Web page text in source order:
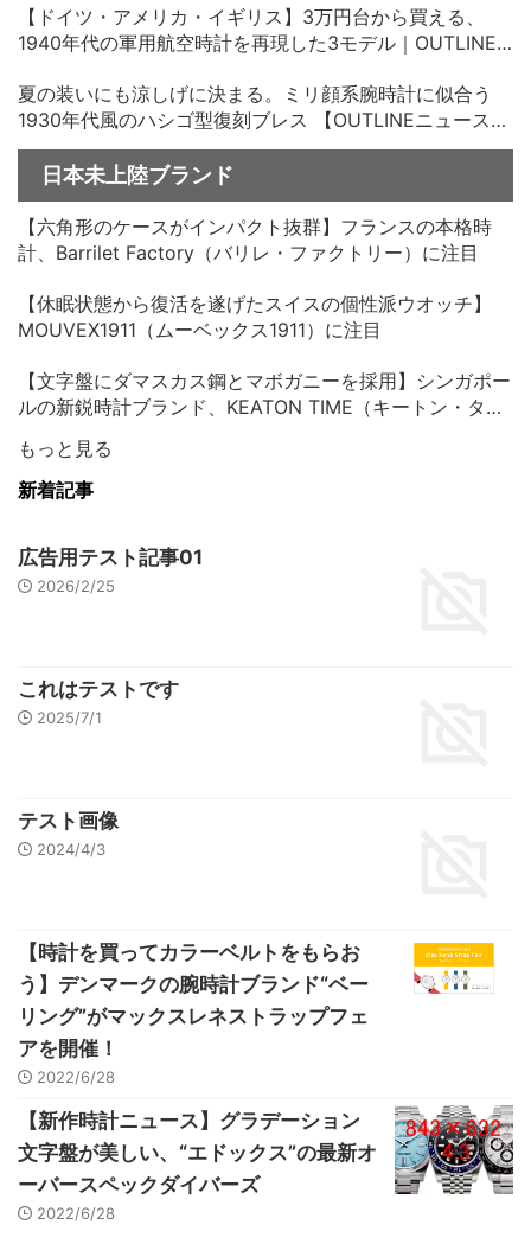
【ドイツ・アメリカ・イギリス】3万円台から買える、
1940年代の軍用航空時計を再現した3モデル｜OUTLINE
夏の装いにも涼しげに決まる。ミリ顔系腕時計に似合う
1930年代風のハシゴ型復刻ブレス 【OUTLINEニュース
no.33】
日本未上陸ブランド
【六角形のケースがインパクト抜群】フランスの本格時
計、Barrilet Factory（バリレ・ファクトリー）に注目
【休眠状態から復活を遂げたスイスの個性派ウオッチ】
MOUVEX1911（ムーベックス1911）に注目
【文字盤にダマスカス鋼とマボガニーを採用】シンガポー
ルの新鋭時計ブランド、KEATON TIME（キートン・タイ
もっと見る
新着記事
広告用テスト記事01
2026/2/25
これはテストです
2025/7/1
テスト画像
2024/4/3
【時計を買ってカラーベルトをもらお
う】デンマークの腕時計ブランド“ベー
リング”がマックスレネストラップフェ
アを開催！
2022/6/28
【新作時計ニュース】グラデーション
文字盤が美しい、“エドックス”の最新オ
ーバースペックダイバーズ
2022/6/28